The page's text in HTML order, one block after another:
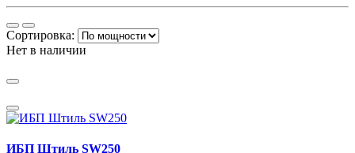
Сортировка:
Нет в наличии
ИБП Штиль SW250